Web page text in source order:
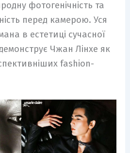
фотогенічність та
перед камерою. Уся
в естетиці сучасної
Чжан Лінхе як
fashion-